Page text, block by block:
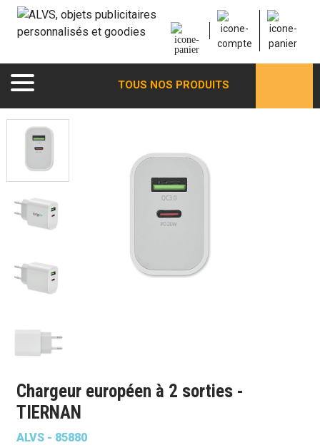
TOUS NOS PRODUITS
Chargeur européen à 2 sorties -
TIERNAN
ALVS - 85880